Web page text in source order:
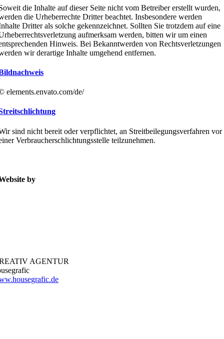
die Inhalte auf dieser Seite nicht vom Betreiber erstellt wurden,
die Urheberrechte Dritter beachtet. Insbesondere werden
Dritter als solche gekennzeichnet. Sollten Sie trotzdem auf eine
aufmerksam werden, bitten wir um einen
Hinweis. Bei Bekanntwerden von Rechtsverletzungen
wir derartige Inhalte umgehend entfernen.
elements.envato.com/de/
sind nicht bereit oder verpflichtet, an Streitbeilegungsverfahren vor
Verbraucherschlichtungsstelle teilzunehmen.
by
AGENTUR